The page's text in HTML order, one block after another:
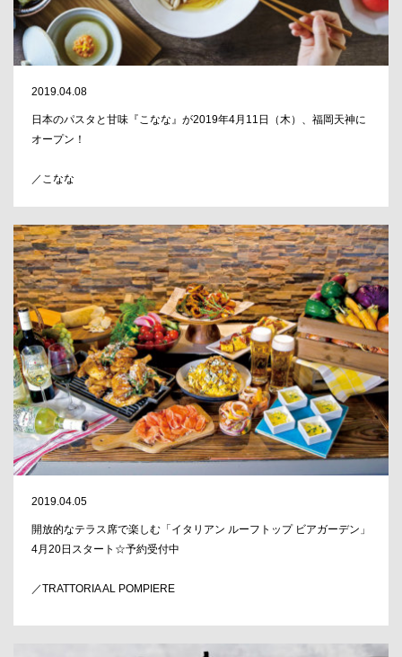
2019.04.08
日本のパスタと甘味『こなな』が2019年4月11日（木）、福岡天神に
オープン！
／こなな
2019.04.05
開放的なテラス席で楽しむ「イタリアン ルーフトップ ビアガーデン」
4月20日スタート☆予約受付中
／TRATTORIA AL POMPIERE